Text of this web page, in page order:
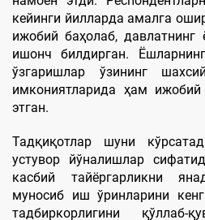
кейинги йилларда амалга
ижобий баҳолаб, давлатнинг
ишонч билдирган.
ўзгаришлар ўзининг
имкониятларида ҳам
этган.
Тадқиқотлар шуни
устувор йўналишлар
касбий тайёргарликни
муносиб иш ўринларини
тадбиркорлигини қўллаб-